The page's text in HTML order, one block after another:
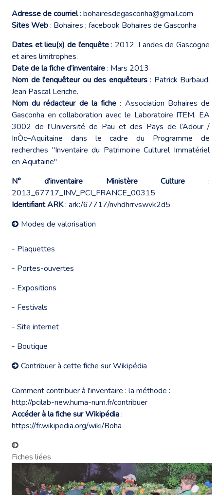
Adresse de courriel: bohairesdegasconha@gmail.com
Sites Web: Bohaires ; facebook Bohaires de Gasconha
Dates et lieu(x) de l’enquête: 2012, Landes de Gascogne
et aires limitrophes.
Date de la fiche d’inventaire: Mars 2013
Nom de l'enquêteur ou des enquêteurs: Patrick Burbaud,
Jean Pascal Leriche.
Nom du rédacteur de la fiche : Association Bohaires de
Gasconha en collaboration avec le Laboratoire ITEM, EA
3002 de l'Université de Pau et des Pays de l’Adour /
InÒc–Aquitaine dans le cadre du Programme de
recherches "Inventaire du Patrimoine Culturel Immatériel
en Aquitaine"
N° d'inventaire Ministère Culture :
2013_67717_INV_PCI_FRANCE_00315
Identifiant ARK: ark:/67717/nvhdhrrvswvk2d5
Modes de valorisation
- Plaquettes
- Portes-ouvertes
- Expositions
- Festivals
- Site internet
- Boutique
Contribuer à cette fiche sur Wikipédia
Comment contribuer à l'inventaire : la méthode :
http://pcilab-new.huma-num.fr/contribuer
Accéder à la fiche sur Wikipédia:
https://fr.wikipedia.org/wiki/Boha
Fiches liées